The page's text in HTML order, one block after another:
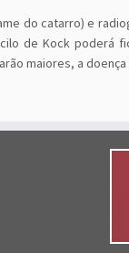
do catarro) e
de Kock poderá
maiores, a